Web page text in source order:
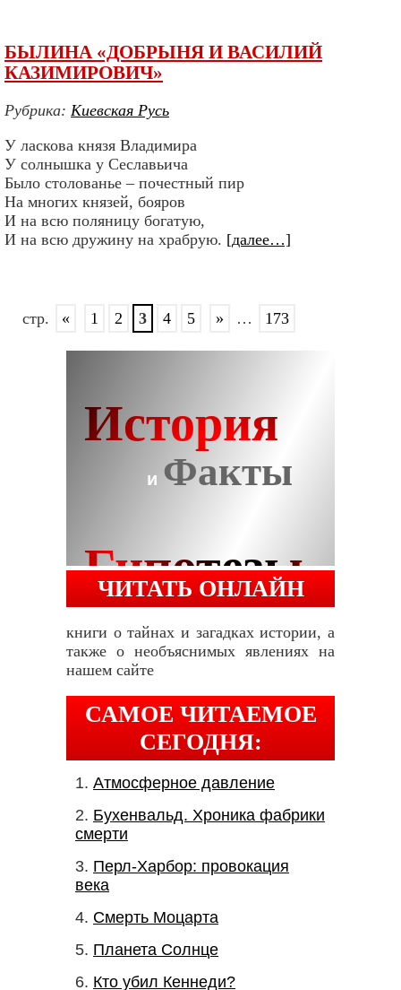
БЫЛИНА «ДОБРЫНЯ И ВАСИЛИЙ
КАЗИМИРОВИЧ»
Рубрика: Киевская Русь
У ласкова князя Владимира
У солнышка у Сеславьича
Было столованье – почестный пир
На многих князей, бояров
И на всю поляницу богатую,
И на всю дружину на храбрую. [далее…]
стр. « 1 2 3 4 5 » … 173
ЧИТАТЬ ОНЛАЙН
книги о тайнах и загадках истории, а
также о необъяснимых явлениях на
нашем сайте
САМОЕ ЧИТАЕМОЕ
СЕГОДНЯ:
Атмосферное давление
Бухенвальд. Хроника фабрики
смерти
Перл-Харбор: провокация
века
Смерть Моцарта
Планета Солнце
Кто убил Кеннеди?